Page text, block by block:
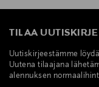
TILAA UUTISKIRJE
Uutiskirjeestämme
Uutena tilaajana
alennuksen